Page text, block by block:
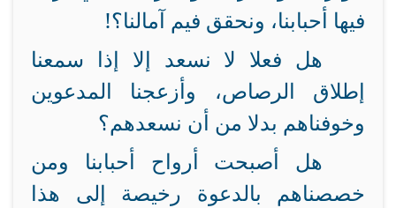
فيها أحبابنا، ونحقق فيم آمالنا؟!
هل فعلا لا نسعد إلا إذا سمعنا
إطلاق الرصاص، وأزعجنا المدعوين
وخوفناهم بدلا من أن نسعدهم؟
هل أصبحت أرواح أحبابنا ومن
خصصناهم بالدعوة رخيصة إلى هذا